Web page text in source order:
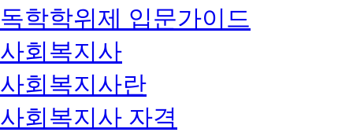
독학학위제 입문가이드
사회복지사
사회복지사란
사회복지사 자격